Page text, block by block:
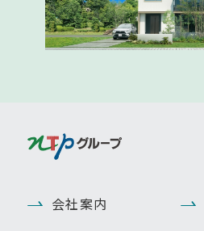
会社案内